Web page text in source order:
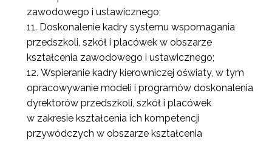
zawodowego i ustawicznego;
Doskonalenie kadry systemu wspomagania
przedszkoli, szkół i placówek w obszarze
kształcenia zawodowego i ustawicznego;
Wspieranie kadry kierowniczej oświaty, w tym
opracowywanie modeli i programów doskonalenia
dyrektorów przedszkoli, szkół i placówek
w zakresie kształcenia ich kompetencji
przywódczych w obszarze kształcenia
Newsletter ORE
Zapisz się i bądź na bieżąco z najnowszymi
informacjami
o szkoleniach i programach.